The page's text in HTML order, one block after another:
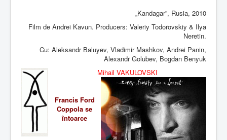
„Kandagar”, Rusia, 2010
Film de Andrei Kavun. Producers: Valeriy Todorovskiy & Ilya
Neretin.
Cu: Aleksandr Baluyev, Vladimir Mashkov, Andrei Panin,
Alexandr Golubev, Bogdan Benyuk
Mihail VAKULOVSKI
Francis Ford
Coppola se
întoarce